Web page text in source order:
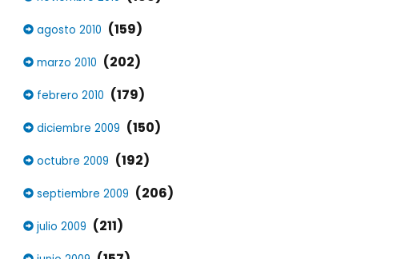
agosto 2010 (159)
marzo 2010 (202)
febrero 2010 (179)
diciembre 2009 (150)
octubre 2009 (192)
septiembre 2009 (206)
julio 2009 (211)